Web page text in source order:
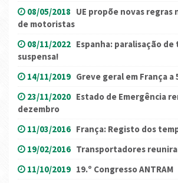
08/05/2018 UE propõe novas regras
de motoristas
08/11/2022 Espanha: paralisação
suspensa!
14/11/2019 Greve geral em França
23/11/2020 Estado de Emergência
dezembro
11/03/2016 França: Registo dos
19/02/2016 Transportadores
11/10/2019 19.º Congresso ANTRAM